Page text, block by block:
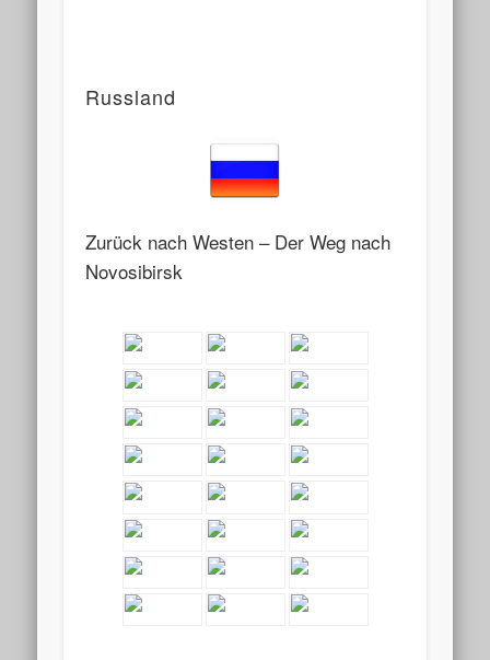
Russland
Zurück nach Westen – Der Weg nach
Novosibirsk